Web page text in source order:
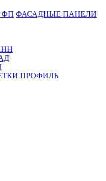
ФП ФАСАДНЫЕ ПАНЕЛИ
ПРОФИЛЬ